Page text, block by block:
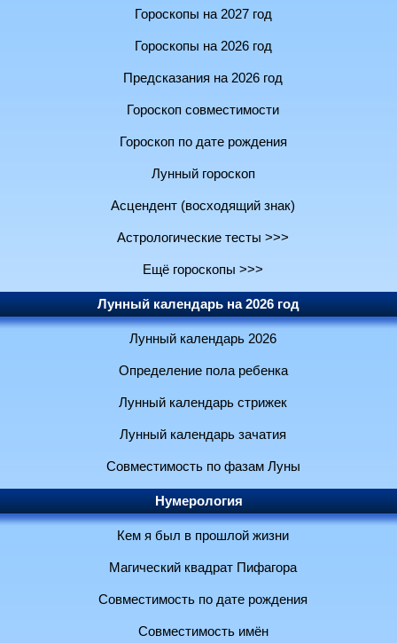
Гороскопы на 2027 год
Гороскопы на 2026 год
Предсказания на 2026 год
Гороскоп совместимости
Гороскоп по дате рождения
Лунный гороскоп
Асцендент (восходящий знак)
Астрологические тесты >>>
Ещё гороскопы >>>
Лунный календарь на 2026 год
Лунный календарь 2026
Определение пола ребенка
Лунный календарь стрижек
Лунный календарь зачатия
Совместимость по фазам Луны
Нумерология
Кем я был в прошлой жизни
Магический квадрат Пифагора
Совместимость по дате рождения
Совместимость имён